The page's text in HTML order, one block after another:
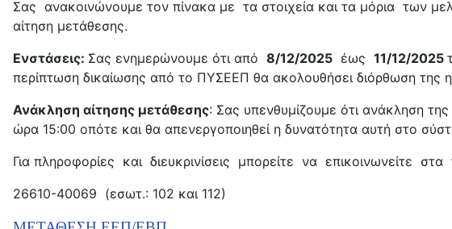
Σας ανακοινώνουμε τον πίνακα με τα στοιχεία και τα μόρια των
αίτηση μετάθεσης.
Ενστάσεις: Σας ενημερώνουμε ότι από 8/12/2025 έως 11/12/2025
περίπτωση δικαίωσης από το ΠΥΣΕΕΠ θα ακολουθήσει διόρθωση της
Ανάκληση αίτησης μετάθεσης: Σας υπενθυμίζουμε ότι ανάκληση
ώρα 15:00 οπότε και θα απενεργοποιηθεί η δυνατότητα αυτή στο
Για πληροφορίες και διευκρινίσεις μπορείτε να επικοινωνείτε
26610-40069 (εσωτ.: 102 και 112)